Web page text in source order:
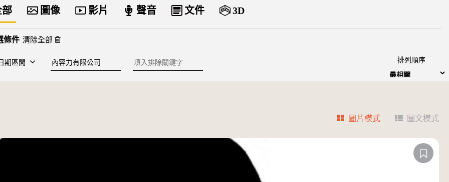
資料類型
部 圖像 影片 聲音 文件 3D
清除全部
期區間 建檔單位 排除關鍵字 排列順序
圖片模式 圖文模式